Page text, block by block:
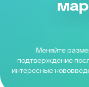
Меняйте
подтверждение
интересные